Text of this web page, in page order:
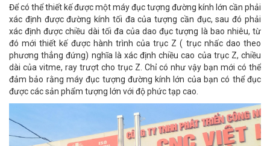
Để có thể thiết kế được một máy đục tượng đường kính lớn cần phải
xác định được đường kính tối đa của tượng cần đục, sau đó phải
xác định được chiều dài tối đa của dao đục tượng là bao nhiêu, từ
đó mới thiết kế được hành trình của trục Z ( trục nhấc dao theo
phương thẳng đứng) nghĩa là xác định chiều cao của trục Z, chiều
dài của vitme, ray trượt cho trục Z. Chỉ có như vậy bạn mới có thể
đảm bảo rằng máy đục tượng đường kính lớn của bạn có thể đục
được các sản phẩm tượng lớn với độ phức tạp cao.